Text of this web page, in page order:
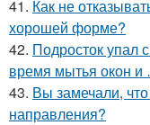
41. Как не
хорошей форме?
42. Подросток упал
время мытья окон и
43. Вы замечали,
направления?